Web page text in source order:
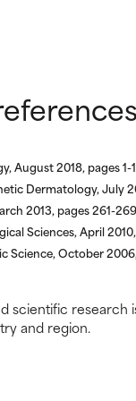
August 2018, pages 1-
Dermatology, July
2013, pages 261-269
Sciences, April
Science, October
scientific
and region.